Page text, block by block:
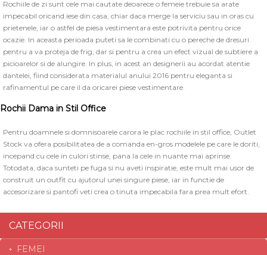
Rochiile de zi sunt cele mai cautate deoarece o femeie trebuie sa arate
impecabil oricand iese din casa, chiar daca merge la serviciu sau in oras cu
prietenele, iar o astfel de piesa vestimentara este potrivita pentru orice
ocazie. In aceasta perioada puteti sa le combinati cu o pereche de dresuri
pentru a va proteja de frig, dar si pentru a crea un efect vizual de subtiere a
picioarelor si de alungire. In plus, in acest an designerii au acordat atentie
dantelei, fiind considerata materialul anului 2016 pentru eleganta si
rafinamentul pe care il da oricarei piese vestimentare.
Rochii Dama in Stil Office
Pentru doamnele si domnisoarele carora le plac rochiile in stil office, Outlet
Stock va ofera posibilitatea de a comanda en-gros modelele pe care le doriti,
incepand cu cele in culori stinse, pana la cele in nuante mai aprinse.
Totodata, daca sunteti pe fuga si nu aveti inspiratie, este mult mai usor de
construit un outfit cu ajutorul unei singure piese, iar in functie de
accesorizare si pantofi veti crea o tinuta impecabila fara prea mult efort.
CATEGORII
FEMEI